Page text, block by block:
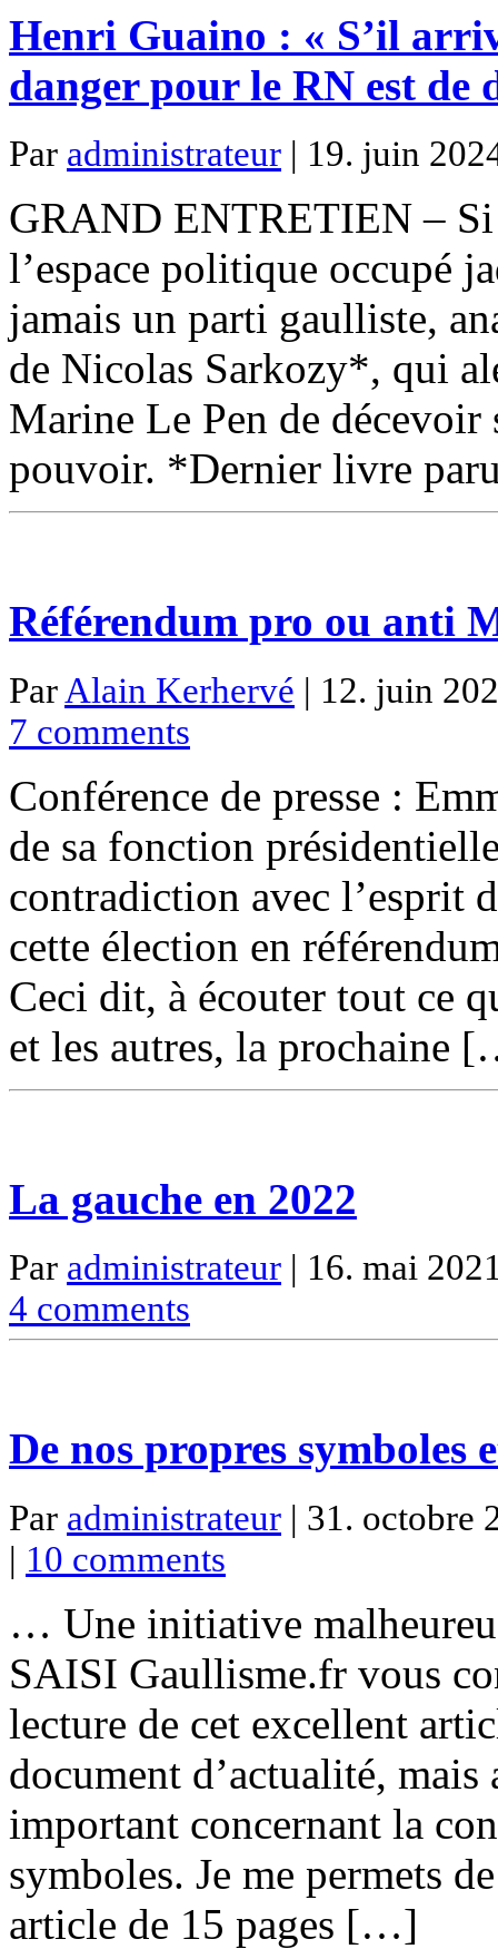
Henri Guaino : « S’il
danger pour le RN est de
Par administrateur | 19. juin
GRAND ENTRETIEN – Si
l’espace politique occupé
jamais un parti gaulliste,
de Nicolas Sarkozy*, qui
Marine Le Pen de décevoir
pouvoir. *Dernier livre
Référendum pro ou anti
Par Alain Kerhervé | 12. juin
7 comments
Conférence de presse :
de sa fonction
contradiction avec l’esprit
cette élection en
Ceci dit, à écouter tout ce
et les autres, la prochaine
La gauche en 2022
Par administrateur | 16. mai
4 comments
De nos propres symboles
Par administrateur | 31. octobre
| 10 comments
… Une initiative
SAISI Gaullisme.fr vous
lecture de cet excellent
document d’actualité,
important concernant la
symboles. Je me permets
article de 15 pages […]